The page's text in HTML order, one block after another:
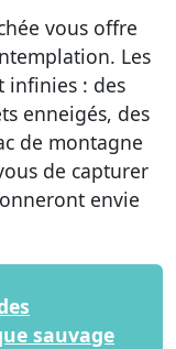
vous offre
Les
infinies : des
enneigés, des
de montagne
de capturer
envie
sauvage